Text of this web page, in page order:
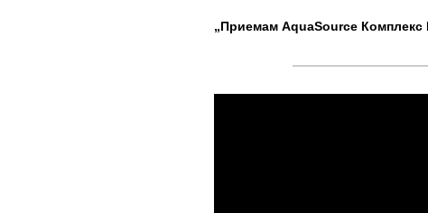
„Приемам AquaSource Комплекс